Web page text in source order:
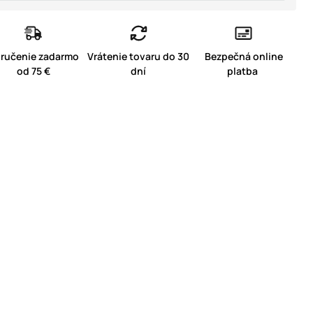
zadarmo
od 75 €
Vrátenie tovaru do 30
dní
Bezpečná online
platba